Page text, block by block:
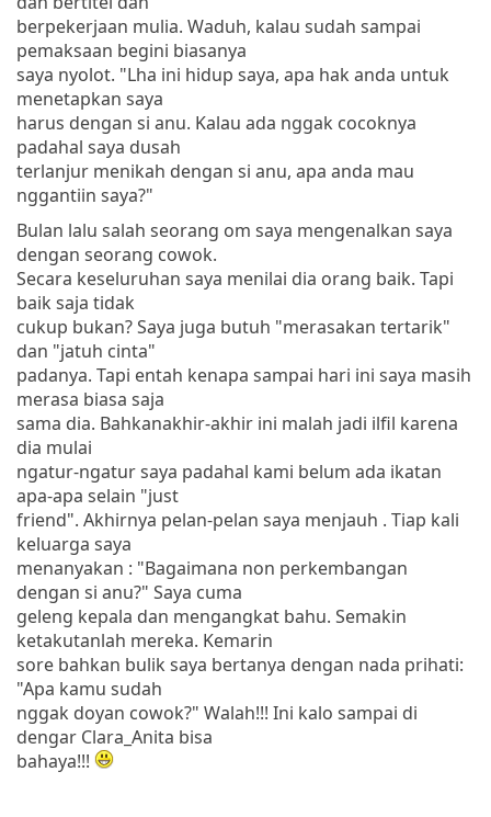
berpekerjaan mulia. Waduh, kalau sudah sampai
pemaksaan begini biasanya
saya nyolot. "Lha ini hidup saya, apa hak anda untuk
menetapkan saya
harus dengan si anu. Kalau ada nggak cocoknya
padahal saya dusah
terlanjur menikah dengan si anu, apa anda mau
nggantiin saya?"
Bulan lalu salah seorang om saya mengenalkan saya
dengan seorang cowok.
Secara keseluruhan saya menilai dia orang baik. Tapi
baik saja tidak
cukup bukan? Saya juga butuh "merasakan tertarik"
dan "jatuh cinta"
padanya. Tapi entah kenapa sampai hari ini saya masih
merasa biasa saja
sama dia. Bahkanakhir-akhir ini malah jadi ilfil karena
dia mulai
ngatur-ngatur saya padahal kami belum ada ikatan
apa-apa selain "just
friend". Akhirnya pelan-pelan saya menjauh . Tiap kali
keluarga saya
menanyakan : "Bagaimana non perkembangan
dengan si anu?" Saya cuma
geleng kepala dan mengangkat bahu. Semakin
ketakutanlah mereka. Kemarin
sore bahkan bulik saya bertanya dengan nada prihati:
"Apa kamu sudah
nggak doyan cowok?" Walah!!! Ini kalo sampai di
dengar Clara_Anita bisa
bahaya!!!